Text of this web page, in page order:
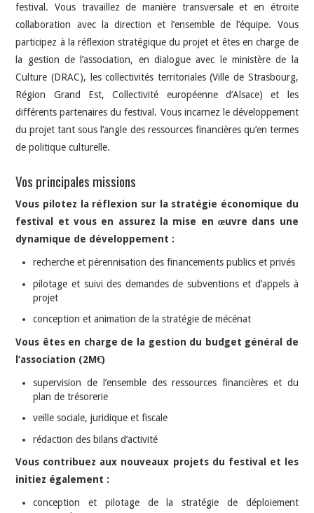
festival. Vous travaillez de manière transversale et en étroite
collaboration avec la direction et l’ensemble de l’équipe. Vous
participez à la réflexion stratégique du projet et êtes en charge de
la gestion de l’association, en dialogue avec le ministère de la
Culture (DRAC), les collectivités territoriales (Ville de Strasbourg,
Région Grand Est, Collectivité européenne d’Alsace) et les
différents partenaires du festival. Vous incarnez le développement
du projet tant sous l’angle des ressources financières qu’en termes
de politique culturelle.
Vos principales missions
Vous pilotez la réflexion sur la stratégie économique du
festival et vous en assurez la mise en œuvre dans une
dynamique de développement :
recherche et pérennisation des financements publics et privés
pilotage et suivi des demandes de subventions et d’appels à
projet
conception et animation de la stratégie de mécénat
Vous êtes en charge de la gestion du budget général de
l’association (2M€)
supervision de l’ensemble des ressources financières et du
plan de trésorerie
veille sociale, juridique et fiscale
rédaction des bilans d’activité
Vous contribuez aux nouveaux projets du festival et les
initiez également :
conception et pilotage de la stratégie de déploiement